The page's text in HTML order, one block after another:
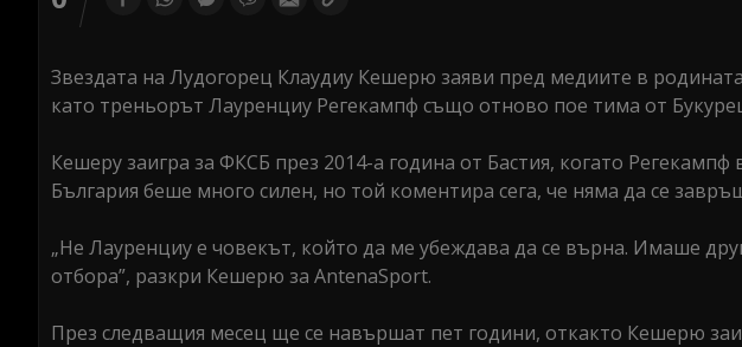
Звездата на Лудогорец Клаудиу Кешерю заяви пред медиите в
като треньорът Лауренциу Регекампф също отново пое тима от
Кешеру заигра за ФКСБ през 2014-а година от Бастия, когато
България беше много силен, но той коментира сега, че няма да се
„Не Лауренциу е човекът, който да ме убеждава да се върна. Имаше
отбора”, разкри Кешерю за AntenaSport.
През следващия месец ще се навършат пет години, откакто Кешерю